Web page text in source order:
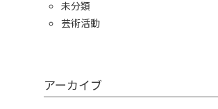
未分類
芸術活動
アーカイブ